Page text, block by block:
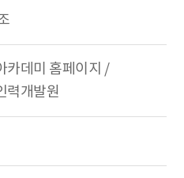
카데미 홈페이지 /
력개발원